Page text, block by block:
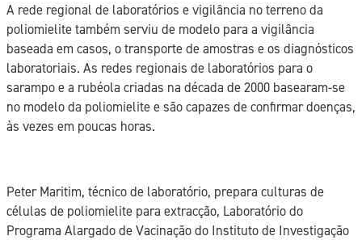
A rede regional de laboratórios e vigilância no terreno da
poliomielite também serviu de modelo para a vigilância
baseada em casos, o transporte de amostras e os diagnósticos
laboratoriais. As redes regionais de laboratórios para o
sarampo e a rubéola criadas na década de 2000 basearam-se
no modelo da poliomielite e são capazes de confirmar doenças,
às vezes em poucas horas.
Peter Maritim, técnico de laboratório, prepara culturas de
células de poliomielite para extracção, Laboratório do
Programa Alargado de Vacinação do Instituto de Investigação